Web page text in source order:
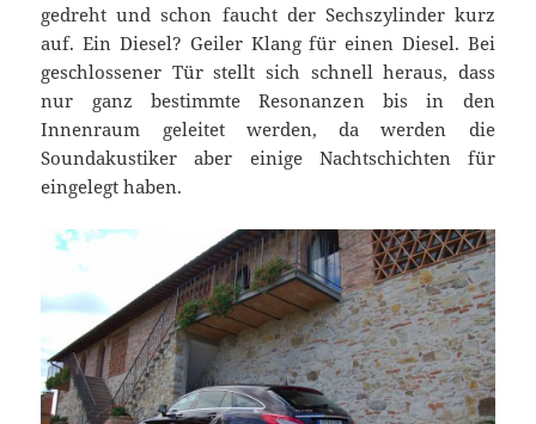
gedreht und schon faucht der Sechszylinder kurz
auf. Ein Diesel? Geiler Klang für einen Diesel. Bei
geschlossener Tür stellt sich schnell heraus, dass
nur ganz bestimmte Resonanzen bis in den
Innenraum geleitet werden, da werden die
Soundakustiker aber einige Nachtschichten für
eingelegt haben.